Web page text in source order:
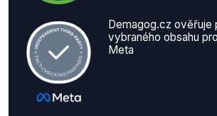
Demagog.cz ověřuje
vybraného obsahu
Meta